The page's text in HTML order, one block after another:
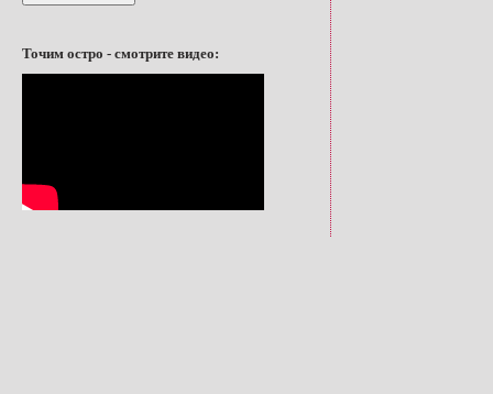
Точим остро - смотрите видео: